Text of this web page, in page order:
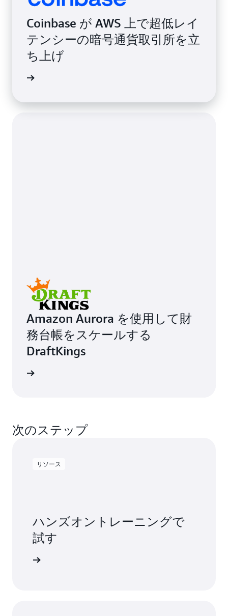
Coinbase が AWS 上で超低レイ
テンシーの暗号通貨取引所を立
ち上げ
Amazon Aurora を使用して財
務台帳をスケールする
DraftKings
次のステップ
リソース
ハンズオントレーニングで
試す